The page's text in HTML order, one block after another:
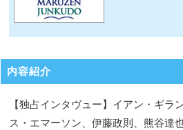
内容紹介
【独占インタヴュー】イアン・ギラ
ス・エマーソン、伊藤政則、熊谷達